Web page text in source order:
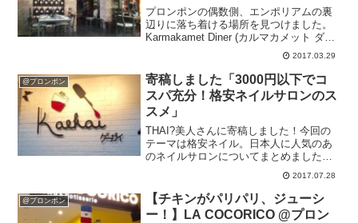
プロンポンの偶数側、エンポリアムの裏
辺りに落ち着ける場所を見つけました。
Karmakamet Diner (カルマカメット ダイ
ナー)場所はBTSプロンポン駅から徒歩5
分位。行き方はエンポリアムのG階、
EMPORIUM SUITESの方の...
2017.03.29
@プロンポン
寄稿しました「3000円以下でコ
スパ充分！格安ネイルサロンのス
スメ」
THAI?美人さんに寄稿しました！今回の
テーマは格安ネイル。日本人に人気のあ
のネイルサロンについてまとめました
ー。初めて来店する方のご参考になれば
うれしいです！記事はこちらから ★
3000円以下でコスパ充分！格安ネイルサ
ロンのススメ ★て...
2017.07.28
@プロンポン
【チキンがパリパリ、ジューシ
ー！】LA COCORICO @プロン